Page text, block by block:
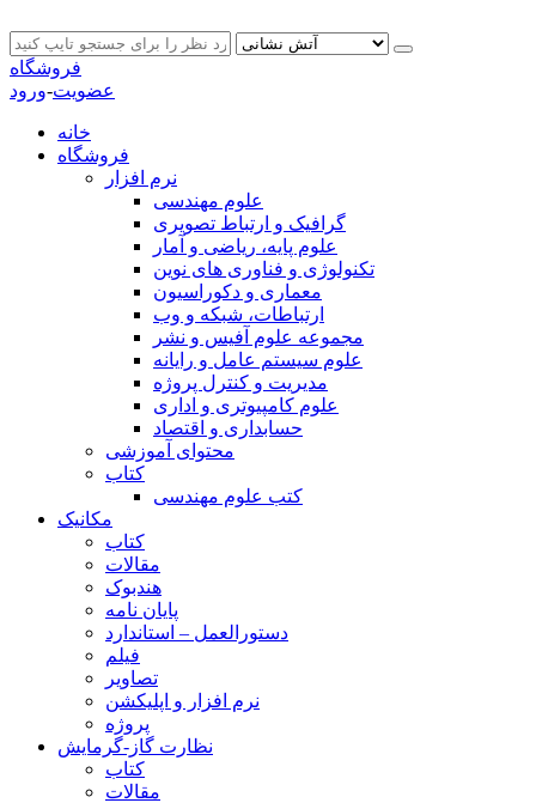
فروشگاه
عضویت-ورود
خانه
فروشگاه
نرم افزار
علوم مهندسی
گرافیک و ارتباط تصویری
علوم پایه، ریاضی و آمار
تکنولوژی و فناوری های نوین
معماری و دکوراسیون
ارتباطات، شبکه و وب
مجموعه علوم آفیس و نشر
علوم سیستم عامل و رایانه
مدیریت و کنترل پروژه
علوم کامپیوتری و اداری
حسابداری و اقتصاد
محتوای آموزشی
کتاب
کتب علوم مهندسی
مکانیک
کتاب
مقالات
هندبوک
پایان نامه
دستورالعمل – استاندارد
فیلم
تصاویر
نرم افزار و اپلیکشن
پروژه
نظارت گاز-گرمایش
کتاب
مقالات